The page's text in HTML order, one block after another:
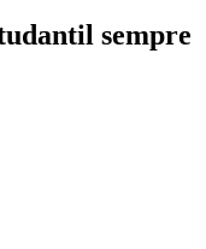
sempre